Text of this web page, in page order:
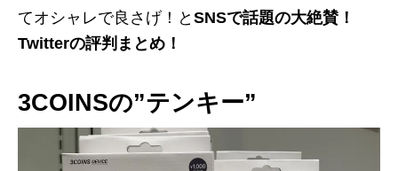
てオシャレで良さげ！と SNSで話題の大絶賛！
Twitterの評判まとめ！
3COINSの”テンキー”